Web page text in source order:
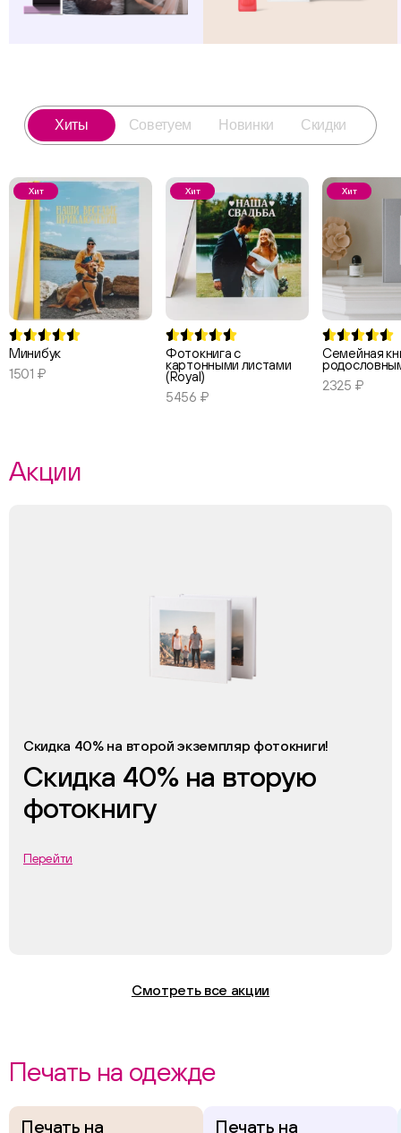
Хиты Советуем Новинки Скидки
Хит
Минибук
1501 ₽
Хит
Фотокнига с
картонными листами
(Royal)
5456 ₽
Хит
Семейная
2325 ₽
Акции
Скидка 40% на второй экземпляр фотокниги!
Скидка 40% на вторую
фотокнигу
Перейти
Смотреть все акции
Печать на одежде
Печать на Печать на